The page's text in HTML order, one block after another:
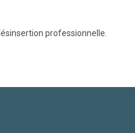
professionnelle.